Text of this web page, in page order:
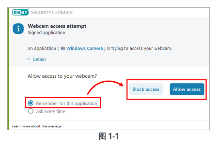
图 1-1